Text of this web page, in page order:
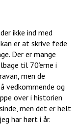
ikke ind med
er at skrive fede
Der er mange
til 70’erne i
men de
vedkommende og
over i historien
men det er helt
har hørt i år.